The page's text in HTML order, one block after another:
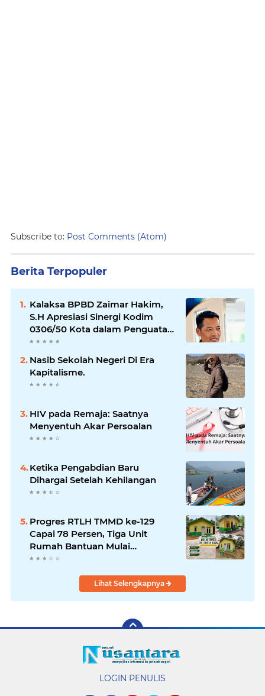
Subscribe to: Post Comments (Atom)
Berita Terpopuler
Kalaksa BPBD Zaimar Hakim,
S.H Apresiasi Sinergi Kodim
0306/50 Kota dalam Penguatan
Mitigasi dan Penanganan
Bencana
Nasib Sekolah Negeri Di Era
Kapitalisme.
HIV pada Remaja: Saatnya
Menyentuh Akar Persoalan
Ketika Pengabdian Baru
Dihargai Setelah Kehilangan
Progres RTLH TMMD ke-129
Capai 78 Persen, Tiga Unit
Rumah Bantuan Mulai
Rampung
Lihat Selengkapnya
LOGIN PENULIS